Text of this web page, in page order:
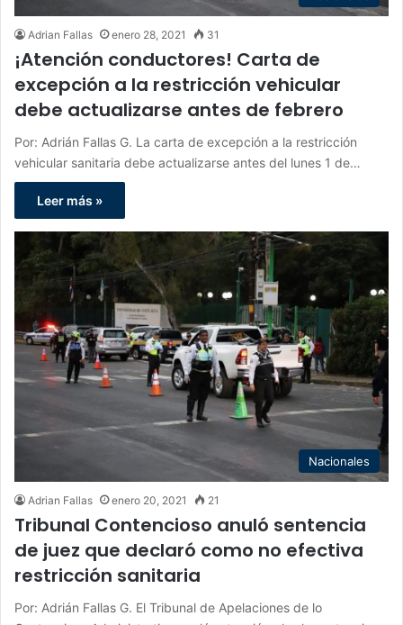
Adrian Fallas enero 28, 2021 31
¡Atención conductores! Carta de
excepción a la restricción vehicular
debe actualizarse antes de febrero
Por: Adrián Fallas G. La carta de excepción a la restricción
vehicular sanitaria debe actualizarse antes del lunes 1 de…
Leer más »
Nacionales
Adrian Fallas enero 20, 2021 21
Tribunal Contencioso anuló sentencia
de juez que declaró como no efectiva
restricción sanitaria
Por: Adrián Fallas G. El Tribunal de Apelaciones de lo